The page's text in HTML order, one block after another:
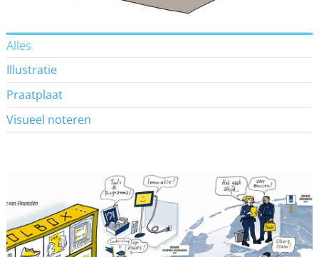
Alles
Illustratie
Praatplaat
Visueel noteren